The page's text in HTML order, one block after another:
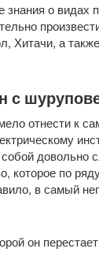
знания о видах
Хитачи, а
с
отнести к
довольно
которое по
в самый
он